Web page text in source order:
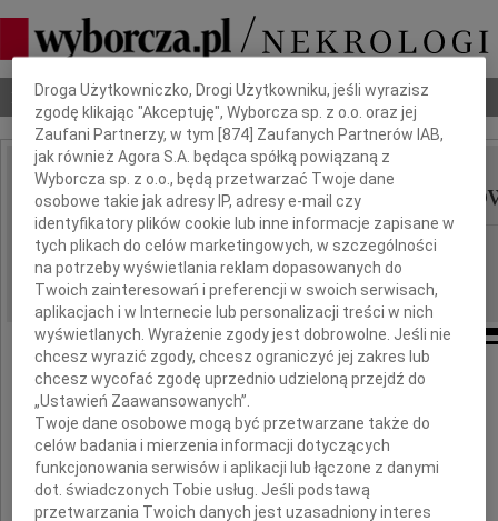
Nekrologi Odeszli Poradnik pogrzebowy
IMIĘ I NAZWISKO: Zbigniew Ostoja-
REGION: Warszawa
DATA EMISJI: 28.09.2009
Dnia 23 września 2009 roku
zmarł w wieku 87 lat
Dbamy o Twoją prywatność
Droga Użytkowniczko, Drogi Użytkowniku, jeśli wyrazisz
zgodę klikając "Akceptuję", Wyborcza sp. z o.o. oraz jej
Zaufani Partnerzy, w tym [874 ] Zaufanych Partnerów IAB,
jak również Agora S.A. będąca spółką powiązaną z
Wyborcza sp. z o.o., będą przetwarzać Twoje dane
osobowe takie jak adresy IP, adresy e-mail czy
identyfikatory plików cookie lub inne informacje zapisane w
tych plikach do celów marketingowych, w szczególności
na potrzeby wyświetlania reklam dopasowanych do
Twoich zainteresowań i preferencji w swoich serwisach,
aplikacjach i w Internecie lub personalizacji treści w nich
wyświetlanych. Wyrażenie zgody jest dobrowolne. Jeśli nie
chcesz wyrazić zgody, chcesz ograniczyć jej zakres lub
chcesz wycofać zgodę uprzednio udzieloną przejdź do
„Ustawień Zaawansowanych”.
Twoje dane osobowe mogą być przetwarzane także do
celów badania i mierzenia informacji dotyczących
funkcjonowania serwisów i aplikacji lub łączone z danymi
dot. świadczonych Tobie usług. Jeśli podstawą
przetwarzania Twoich danych jest uzasadniony interes